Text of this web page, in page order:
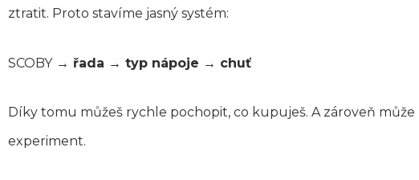
ztratit. Proto stavíme jasný systém:
SCOBY→ řada → typ nápoje → chuť
Díky tomu můžeš rychle pochopit, co kupuješ. A zároveň
experiment.